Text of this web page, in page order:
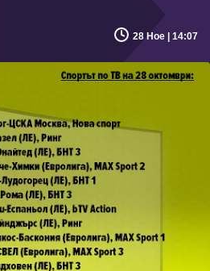
28 Ное | 14:07